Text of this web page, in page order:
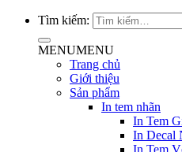
Tìm kiếm:
MENUMENU
Trang chủ
Giới thiệu
Sản phẩm
In tem nhãn
In Tem
In Decal
In Tem